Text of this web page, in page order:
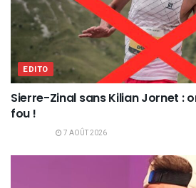
EDITO
Sierre-Zinal sans Kilian Jornet :
fou !
7 AOÛT 2026